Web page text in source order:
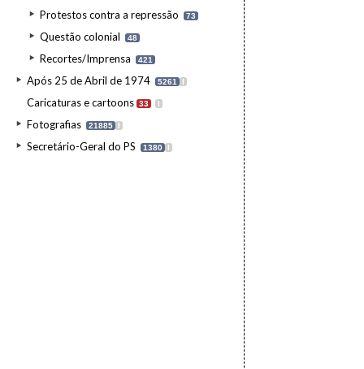
Protestos contra a repressão 73
Questão colonial 48
Recortes/Imprensa 421
Após 25 de Abril de 1974 5261 I
Caricaturas e cartoons 33 I
Fotografias 21885 I
Secretário-Geral do PS 1380 I